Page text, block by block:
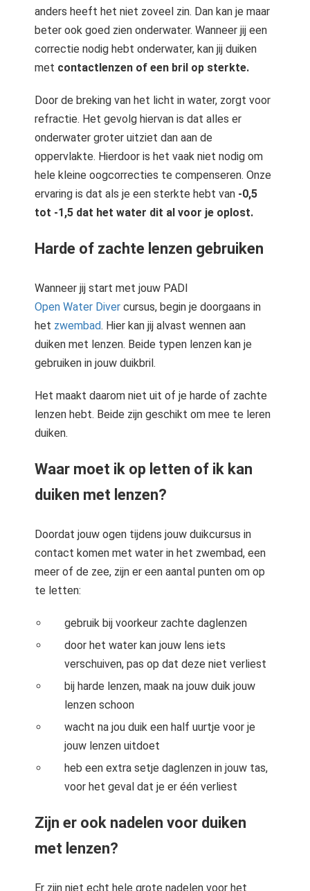
anders heeft het niet zoveel zin. Dan kan je maar
beter ook goed zien onderwater. Wanneer jij een
correctie nodig hebt onderwater, kan jij duiken
met contactlenzen of een bril op sterkte.
Door de breking van het licht in water, zorgt voor
refractie. Het gevolg hiervan is dat alles er
onderwater groter uitziet dan aan de
oppervlakte. Hierdoor is het vaak niet nodig om
hele kleine oogcorrecties te compenseren. Onze
ervaring is dat als je een sterkte hebt van -0,5
tot -1,5 dat het water dit al voor je oplost.
Harde of zachte lenzen gebruiken
Wanneer jij start met jouw PADI
Open Water Diver cursus, begin je doorgaans in
het zwembad. Hier kan jij alvast wennen aan
duiken met lenzen. Beide typen lenzen kan je
gebruiken in jouw duikbril.
Het maakt daarom niet uit of je harde of zachte
lenzen hebt. Beide zijn geschikt om mee te leren
duiken.
Waar moet ik op letten of ik kan
duiken met lenzen?
Doordat jouw ogen tijdens jouw duikcursus in
contact komen met water in het zwembad, een
meer of de zee, zijn er een aantal punten om op
te letten:
gebruik bij voorkeur zachte daglenzen
door het water kan jouw lens iets
verschuiven, pas op dat deze niet verliest
bij harde lenzen, maak na jouw duik jouw
lenzen schoon
wacht na jou duik een half uurtje voor je
jouw lenzen uitdoet
heb een extra setje daglenzen in jouw tas,
voor het geval dat je er één verliest
Zijn er ook nadelen voor duiken
met lenzen?
Er zijn niet echt hele grote nadelen voor het